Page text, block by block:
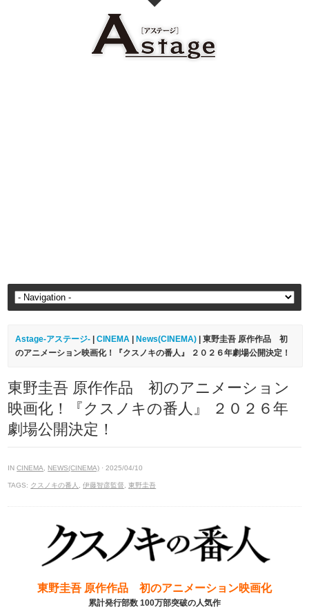
Astage-アステージ- |CINEMA News(CINEMA) | 東野圭吾 原作作品 初
のアニメーション映画化！『クスノキの番人』 ２０２６年劇場公開決定！
東野圭吾 原作作品 初のアニメーション
映画化！『クスノキの番人』 ２０２６年
劇場公開決定！
INCINEMA NEWS(CINEMA) · 2025/04/10
TAGS: クスノキの番人 ,伊藤智彦監督 ,東野圭吾
東野圭吾 原作作品 初のアニメーション映画化
累計発行部数 100万部突破の人気作